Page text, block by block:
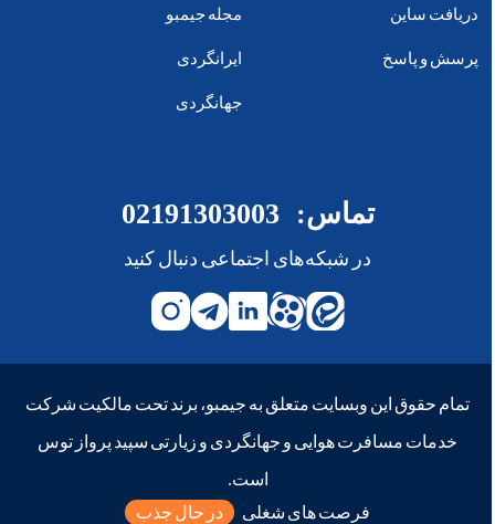
دریافت ساین
پرسش و پاسخ
مجله جیمبو
ایرانگردی
جهانگردی
تماس: 02191303003
در شبکه‌های اجتماعی دنبال کنید
تمام حقوق این وبسایت متعلق به جیمبو، برند تحت مالکیت شرکت
خدمات مسافرت هوایی و جهانگردی و زیارتی سپید پرواز توس
است.
فرصت های شغلی
در حال جذب